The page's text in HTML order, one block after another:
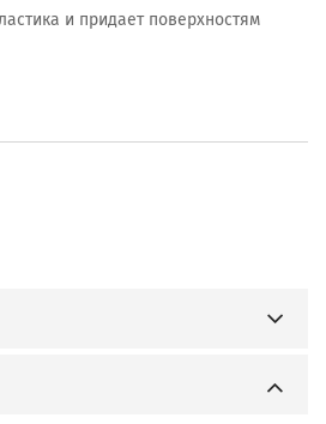
и придает поверхностям